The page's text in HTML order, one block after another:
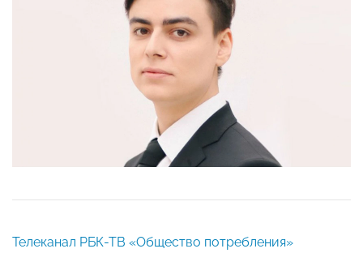
Телеканал РБК-ТВ «Общество потребления»